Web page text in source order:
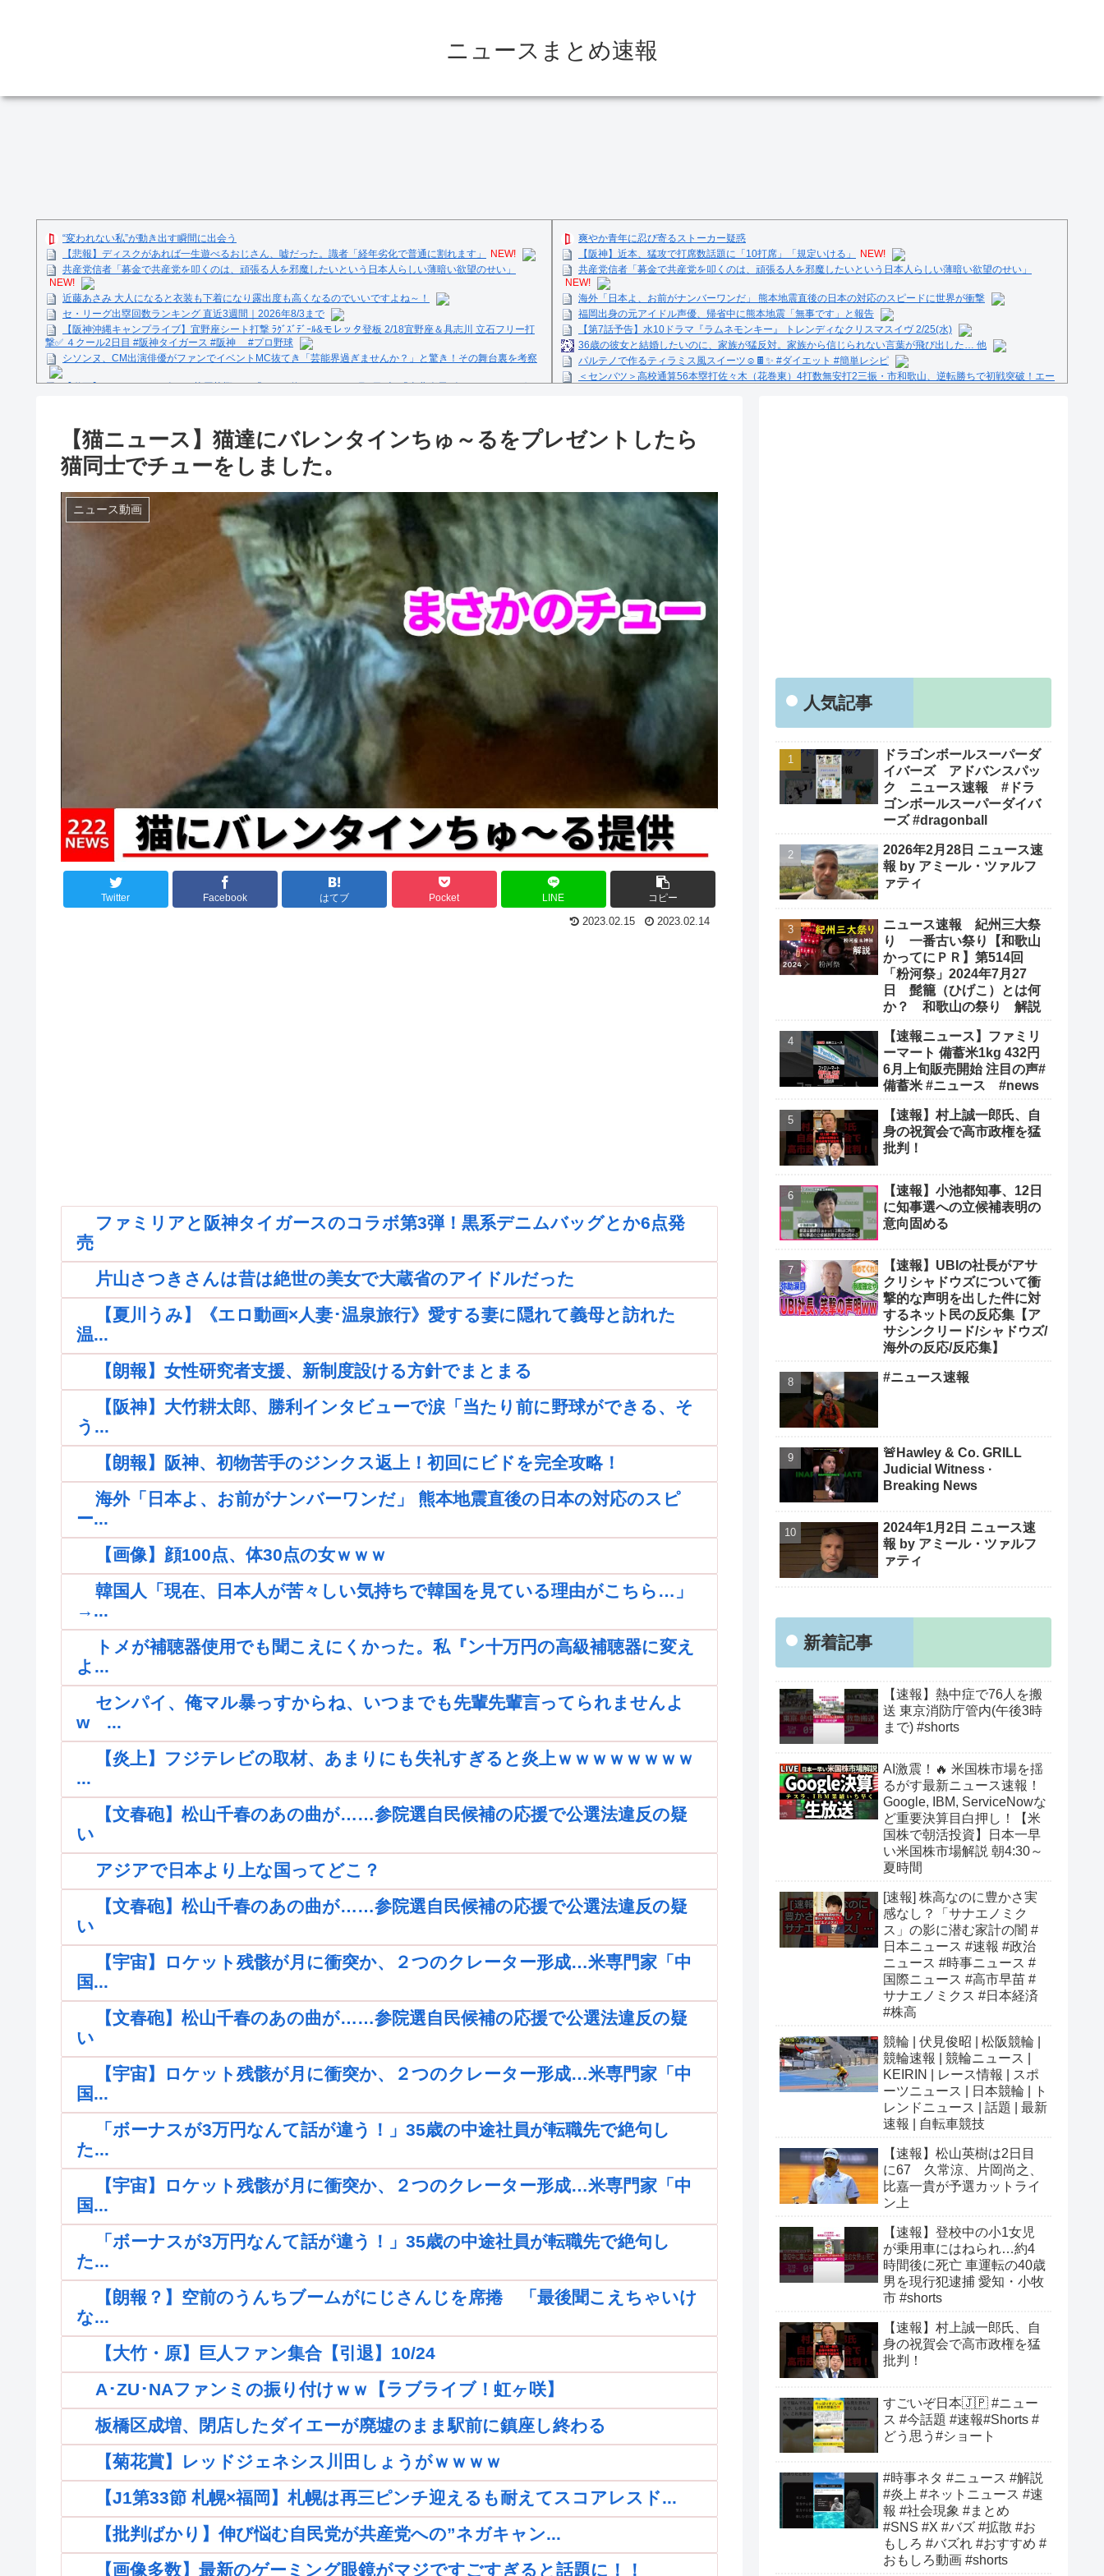
ニュースまとめ速報
“変われない私”が動き出す瞬間に出会う
【悲報】ディスクがあれば一生遊べるおじさん、嘘だった。識者「経年劣化で普通に割れます」
NEW!
共産党信者「募金で共産党を叩くのは、頑張る人を邪魔したいという日本人らしい薄暗い欲望のせい」
NEW!
近藤あさみ 大人になると衣装も下着になり露出度も高くなるのでいいですよね～！
セ・リーグ出塁回数ランキング 直近3週間｜2026年8/3まで
【阪神沖縄キャンプライブ】宜野座シート打撃 ﾗｸﾞｽﾞﾃﾞｰﾙ&モレッタ登板 2/18宜野座＆具志川 立石フリー打
撃✅ ４クール2日目 #阪神タイガース #阪神 #プロ野球
シソンヌ、CM出演俳優がファンでイベントMC抜てき「芸能界過ぎませんか？」と驚き！その舞台裏を考察
【動画】セレモニアルピッチ 菅原茉椰さん「とても悔しいです」7月1日(火)「東北楽天ゴールデンイーグル
【文春砲】松山千春のあの曲が……参院選自民候補の応援で公選法違反の疑い
Powered by livedoor 相互RSS
爽やか青年に忍び寄るストーカー疑惑
【阪神】近本、猛攻で打席数話題に「10打席」「規定いける」
NEW!
共産党信者「募金で共産党を叩くのは、頑張る人を邪魔したいという日本人らしい薄暗い欲望のせい」
NEW!
海外「日本よ、お前がナンバーワンだ」 熊本地震直後の日本の対応のスピードに世界が衝撃
福岡出身の元アイドル声優、帰省中に熊本地震「無事です」と報告
【第7話予告】水10ドラマ『ラムネモンキー』 トレンディなクリスマスイヴ 2/25(水)
36歳の彼女と結婚したいのに、家族が猛反対。家族から信じられない言葉が飛び出した… 他
パルテノで作るティラミス風スイーツ☺️🍫✨ #ダイエット #簡単レシピ
＜センバツ＞高校通算56本塁打佐々木（花巻東）4打数無安打2三振・市和歌山、逆転勝ちで初戦突破！エー
【猫ニュース】猫達にバレンタインちゅ～るをプレゼントしたら
猫同士でチューをしました。
ニュース動画
Twitter Facebook はてブ Pocket LINE コピー
2023.02.15 2023.02.14
ファミリアと阪神タイガースのコラボ第3弾！黒系デニムバッグとか6点発
売
片山さつきさんは昔は絶世の美女で大蔵省のアイドルだった
【夏川うみ】《エロ動画×人妻･温泉旅行》愛する妻に隠れて義母と訪れた
温...
【朗報】女性研究者支援、新制度設ける方針でまとまる
【阪神】大竹耕太郎、勝利インタビューで涙「当たり前に野球ができる、そ
う...
【朗報】阪神、初物苦手のジンクス返上！初回にビドを完全攻略！
海外「日本よ、お前がナンバーワンだ」 熊本地震直後の日本の対応のスピ
ー...
【画像】顔100点、体30点の女ｗｗｗ
韓国人「現在、日本人が苦々しい気持ちで韓国を見ている理由がこちら…」
→...
トメが補聴器使用でも聞こえにくかった。私『ン十万円の高級補聴器に変え
よ...
センパイ、俺マル暴っすからね、いつまでも先輩先輩言ってられませんよ
w ...
【炎上】フジテレビの取材、あまりにも失礼すぎると炎上ｗｗｗｗｗｗｗｗ
...
【文春砲】松山千春のあの曲が……参院選自民候補の応援で公選法違反の疑
い
アジアで日本より上な国ってどこ？
【文春砲】松山千春のあの曲が……参院選自民候補の応援で公選法違反の疑
い
【宇宙】ロケット残骸が月に衝突か、２つのクレーター形成…米専門家「中
国...
【文春砲】松山千春のあの曲が……参院選自民候補の応援で公選法違反の疑
い
【宇宙】ロケット残骸が月に衝突か、２つのクレーター形成…米専門家「中
国...
「ボーナスが3万円なんて話が違う！」35歳の中途社員が転職先で絶句し
た...
【宇宙】ロケット残骸が月に衝突か、２つのクレーター形成…米専門家「中
国...
「ボーナスが3万円なんて話が違う！」35歳の中途社員が転職先で絶句し
た...
【朗報？】空前のうんちブームがにじさんじを席捲 「最後聞こえちゃいけ
な...
【大竹・原】巨人ファン集合【引退】10/24
A･ZU･NAファンミの振り付けｗｗ【ラブライブ！虹ヶ咲】
板橋区成増、閉店したダイエーが廃墟のまま駅前に鎮座し終わる
【菊花賞】レッドジェネシス川田しょうがｗｗｗｗ
【J1第33節 札幌×福岡】札幌は再三ピンチ迎えるも耐えてスコアレスド...
【批判ばかり】伸び悩む自民党が共産党への”ネガキャン...
【画像多数】最新のゲーミング眼鏡がマジですごすぎると話題に！！
人気記事
ドラゴンボールスーパーダ
イバーズ アドバンスパッ
ク ニュース速報 #ドラ
ゴンボールスーパーダイバ
ーズ #dragonball
2026年2月28日 ニュース速
報 by アミール・ツァルフ
ァティ
ニュース速報 紀州三大祭
り 一番古い祭り【和歌山
かってにＰＲ】第514回
「粉河祭」2024年7月27
日 髭籠（ひげこ）とは何
か？ 和歌山の祭り 解説
【速報ニュース】ファミリ
ーマート 備蓄米1kg 432円
6月上旬販売開始 注目の声#
備蓄米 #ニュース #news
【速報】村上誠一郎氏、自
身の祝賀会で高市政権を猛
批判！
【速報】小池都知事、12日
に知事選への立候補表明の
意向固める
【速報】UBIの社長がアサ
クリシャドウズについて衝
撃的な声明を出した件に対
するネット民の反応集【ア
サシンクリード/シャドウズ/
海外の反応/反応集】
#ニュース速報
🚨Hawley & Co. GRILL
Judicial Witness ·
Breaking News
2024年1月2日 ニュース速
報 by アミール・ツァルフ
ァティ
新着記事
【速報】熱中症で76人を搬
送 東京消防庁管内(午後3時
まで) #shorts
AI激震！🔥 米国株市場を揺
るがす最新ニュース速報！
Google, IBM, ServiceNowな
ど重要決算目白押し！【米
国株で朝活投資】日本一早
い米国株市場解説 朝4:30～
夏時間
[速報] 株高なのに豊かさ実
感なし？「サナエノミク
ス」の影に潜む家計の闇 #
日本ニュース #速報 #政治
ニュース #時事ニュース #
国際ニュース #高市早苗 #
サナエノミクス #日本経済
#株高
競輪 | 伏見俊昭 | 松阪競輪 |
競輪速報 | 競輪ニュース |
KEIRIN | レース情報 | スポ
ーツニュース | 日本競輪 | ト
レンドニュース | 話題 | 最新
速報 | 自転車競技
【速報】松山英樹は2日目
に67 久常涼、片岡尚之、
比嘉一貴が予選カットライ
ン上
【速報】登校中の小1女児
が乗用車にはねられ…約4
時間後に死亡 車運転の40歳
男を現行犯逮捕 愛知・小牧
市 #shorts
【速報】村上誠一郎氏、自
身の祝賀会で高市政権を猛
批判！
すごいぞ日本🇯🇵 #ニュー
ス #今話題 #速報#Shorts #
どう思う#ショート
#時事ネタ #ニュース #解説
#炎上 #ネットニュース #速
報 #社会現象 #まとめ
#SNS #X #バズ #拡散 #お
もしろ #バズれ #おすすめ #
おもしろ動画 #shorts